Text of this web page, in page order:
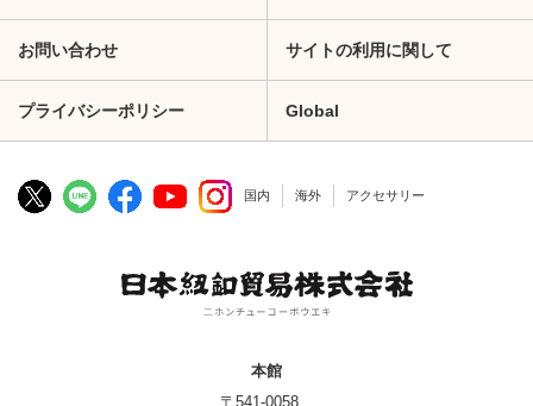
お問い合わせ サイトの利用に関して
プライバシーポリシー Global
国内 海外 アクセサリー
本館
〒541-0058